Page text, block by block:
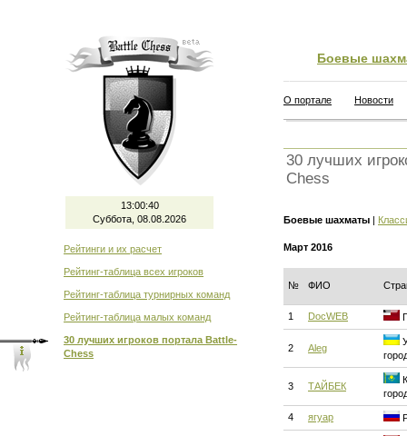
13:00:41
Суббота, 08.08.2026
Рейтинги и их расчет
Рейтинг-таблица всех игроков
Рейтинг-таблица турнирных команд
Рейтинг-таблица малых команд
30 лучших игроков портала Battle-
Chess
Боевые
О портале Новости
30 лучших
Chess
Боевые шахматы |
Март 2016
№ ФИО
1 DocWEB
2 Aleg
3 ТАЙБЕК
4 ягуар